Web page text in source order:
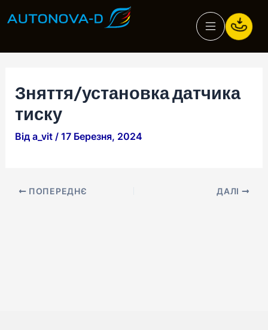
до
Зняття/установка датчика
тиску
Відa_vit/17 Березня, 2024
по
ПОПЕРЕДНЄ ДАЛІ